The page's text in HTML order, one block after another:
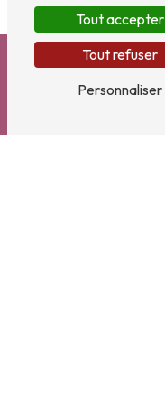
Tout accepter
Tout refuser
Personnaliser